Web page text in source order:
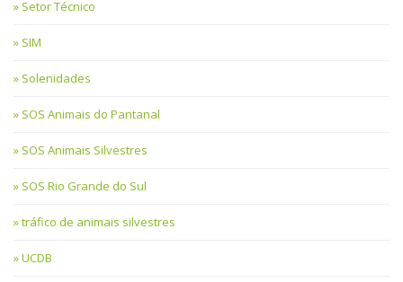
Setor Técnico
SIM
Solenidades
SOS Animais do Pantanal
SOS Animais Silvestres
SOS Rio Grande do Sul
tráfico de animais silvestres
UCDB